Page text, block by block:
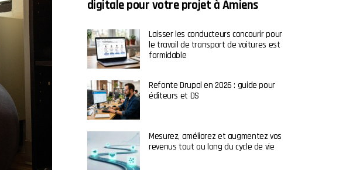
digitale pour votre projet à Amiens
Laisser les conducteurs concourir pour
le travail de transport de voitures est
formidable
Refonte Drupal en 2026 : guide pour
éditeurs et DS
Mesurez, améliorez et augmentez vos
revenus tout au long du cycle de vie